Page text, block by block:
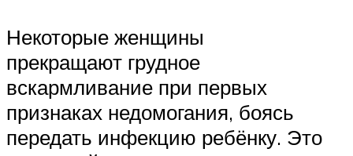
Некоторые женщины
прекращают грудное
вскармливание при первых
признаках недомогания, боясь
передать инфекцию ребёнку. Это